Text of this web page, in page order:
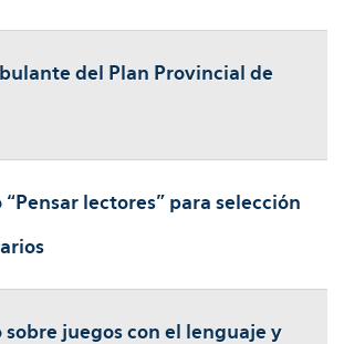
del Plan Provincial de
lectores” para selección
juegos con el lenguaje y